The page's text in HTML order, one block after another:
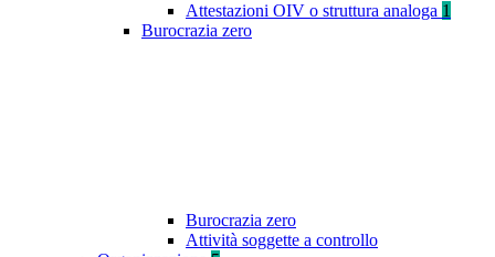
Attestazioni OIV o struttura analoga 1
Burocrazia zero
Burocrazia zero
Attività soggette a controllo